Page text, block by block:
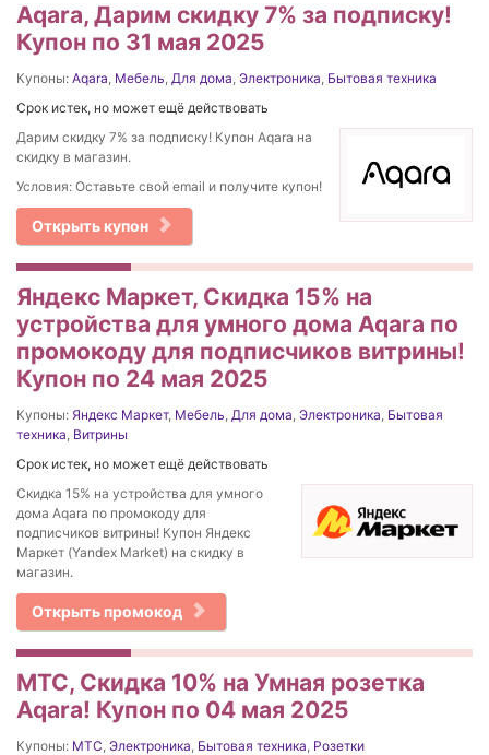
Aqara, Дарим скидку 7% за подписку!
Купон по 31 мая 2025
Купоны: Aqara, Мебель, Для дома, Электроника, Бытовая техника
Срок истек, но может ещё действовать
Дарим скидку 7% за подписку! Купон Aqara на
скидку в магазин.
Условия: Оставьте свой email и получите купон!
Открыть купон
Яндекс Маркет, Скидка 15% на
устройства для умного дома Aqara по
промокоду для подписчиков витрины!
Купон по 24 мая 2025
Купоны: Яндекс Маркет, Мебель, Для дома, Электроника, Бытовая
техника, Витрины
Срок истек, но может ещё действовать
Скидка 15% на устройства для умного
дома Aqara по промокоду для
подписчиков витрины! Купон Яндекс
Маркет (Yandex Market) на скидку в
магазин.
Открыть промокод
МТС, Скидка 10% на Умная розетка
Aqara! Купон по 04 мая 2025
Купоны: МТС, Электроника, Бытовая техника, Розетки